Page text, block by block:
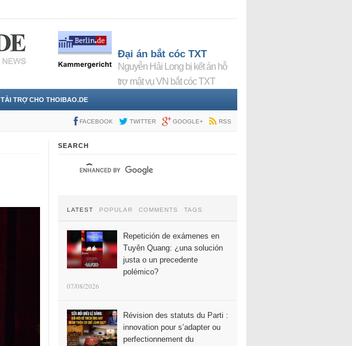
Đại án bắt cóc TXT
Nguyễn Hải Long bị kết án hỗ
trợ mật vụ VN bắt cóc TXT
TÀI TRỢ CHO THOIBAO.DE
FACEBOOK TWITTER GOOGLE+ RSS
SEARCH
LATEST POPULAR COMMENTS TAGS
Repetición de exámenes en
Tuyên Quang: ¿una solución
justa o un precedente
polémico?
07/08/2026
Révision des statuts du Parti :
innovation pour s’adapter ou
perfectionnement du